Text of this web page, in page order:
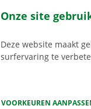
huurwagen op in
Onze site
Deze website maakt
surfervaring te
VOORKEUREN